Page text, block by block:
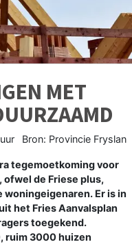
MET
Bron: Provincie Fryslan
tegemoetkoming voor
de Friese plus,
Er is in
het Fries Aanvalsplan
toegekend.
ruim 3000 huizen